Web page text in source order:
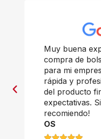
Muy buena
compra de
para mi
rápida y
del producto
expectativas.
recomiendo!
OS